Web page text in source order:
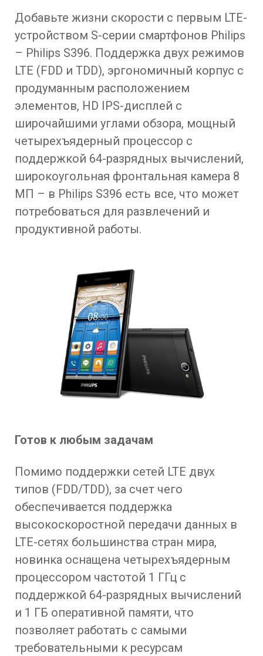
Добавьте жизни скорости с первым LTE-
устройством S-серии смартфонов Philips
– Philips S396. Поддержка двух режимов
LTE (FDD и TDD), эргономичный корпус с
продуманным расположением
элементов, HD IPS-дисплей с
широчайшими углами обзора, мощный
четырехъядерный процессор с
поддержкой 64-разрядных вычислений,
широкоугольная фронтальная камера 8
МП – в Philips S396 есть все, что может
потребоваться для развлечений и
продуктивной работы.
Готов к любым задачам
Помимо поддержки сетей LTE двух
типов (FDD/TDD), за счет чего
обеспечивается поддержка
высокоскоростной передачи данных в
LTE-сетях большинства стран мира,
новинка оснащена четырехъядерным
процессором частотой 1 ГГц с
поддержкой 64-разрядных вычислений
и 1 ГБ оперативной памяти, что
позволяет работать с самыми
требовательными к ресурсам